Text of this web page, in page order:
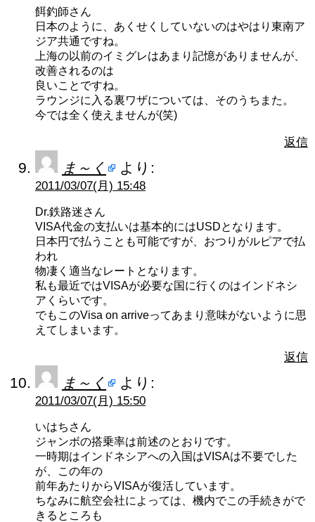
餌釣師さん
日本のように、あくせくしていないのはやはり東南ア
ジア共通ですね。
上海の以前のイミグレはあまり記憶がありませんが、
改善されるのは
良いことですね。
ラウンジに入る裏ワザについては、そのうちまた。
今では全く使えませんが(笑)
返信
ま～く より:
2011/03/07(月) 15:48
Dr.鉄路迷さん
VISA代金の支払いは基本的にはUSDとなります。
日本円で払うことも可能ですが、おつりがルピアで払
われ
物凄く適当なレートとなります。
私も最近ではVISAが必要な国に行くのはインドネシ
アくらいです。
でもこのVisa on arriveってあまり意味がないように思
えてしまいます。
返信
ま～く より:
2011/03/07(月) 15:50
いはちさん
ジャンボの搭乗率は前述のとおりです。
一時期はインドネシアへの入国はVISAは不要でした
が、この年の
前年あたりからVISAが復活しています。
ちなみに航空会社によっては、機内でこの手続きがで
きるところも